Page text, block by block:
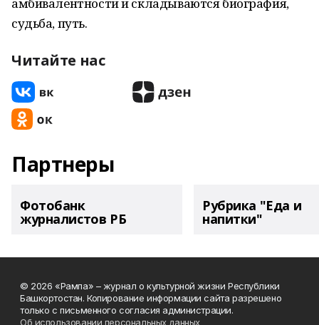
судьба, путь.
Читайте нас
Партнеры
Фотобанк
журналистов РБ
Рубрика "Еда и
напитки"
© 2026 «Рампа» – журнал о культурной жизни Республики
Башкортостан. Копирование информации сайта разрешено
только с письменного согласия администрации.
Об использовании персональных данных